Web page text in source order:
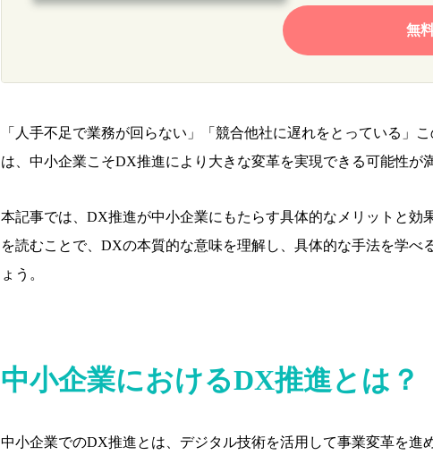
無
「人手不足で業務が回らない」「競合他社に遅れをとっている」
は、中小企業こそDX推進により大きな変革を実現できる可能性が
本記事では、DX推進が中小企業にもたらす具体的なメリットと効
を読むことで、DXの本質的な意味を理解し、具体的な手法を学べ
ょう。
中小企業におけるDX推進とは？
中小企業でのDX推進とは、デジタル技術を活用して事業変革を進